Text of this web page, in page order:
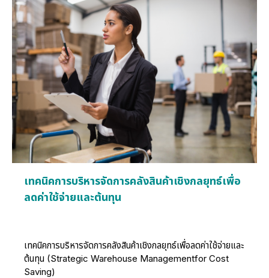
ที่มีประสิทธิผลในการลดความสูญเสียต่างๆ ลดต้นทุนการผลิต เป็น
ระบบที่ทุกคนมีส่วนร่วมเพื่อการลดความสูญเสียจนกลายเป็น
วัฒนธรรมขององค์กรในที่สุด
เทคนิคการบริหารจัดการคลังสินค้าเชิงกลยุทธ์เพื่อ
ลดค่าใช้จ่ายและต้นทุน
เทคนิคการบริหารจัดการคลังสินค้าเชิงกลยุทธ์เพื่อลดค่าใช้จ่ายและ
ต้นทุน (Strategic Warehouse Managementfor Cost
Saving)